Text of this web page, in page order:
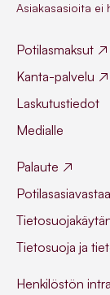
Asiakasasioita ei
Potilasmaksut
Kanta-palvelu
Laskutustiedot
Medialle
Palaute
Tietosuoja ja
Henkilöstön